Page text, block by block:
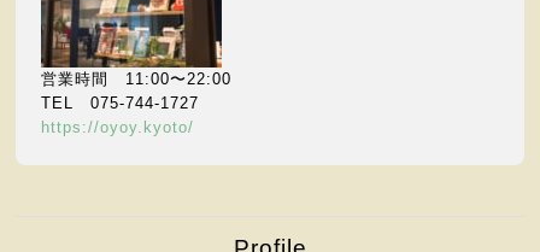
営業時間 11:00〜22:00
TEL 075-744-1727
https://oyoy.kyoto/